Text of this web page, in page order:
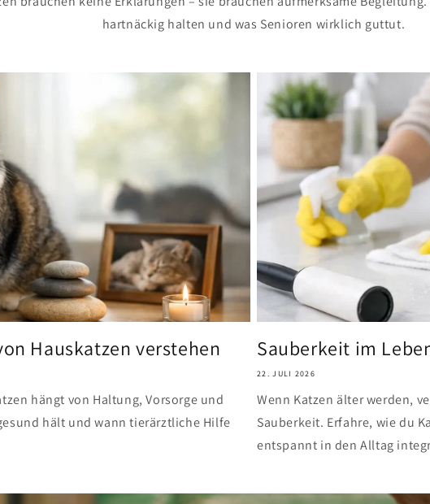
hartnäckig halten und was Senioren wirklich guttut.
Hauskatzen verstehen
hängt von Haltung, Vorsorge und
hält und wann tierärztliche Hilfe
Sauberkeit im
22. JULI 2026
Wenn Katzen älter werden,
Sauberkeit. Erfahre, wie du
entspannt in den Alltag